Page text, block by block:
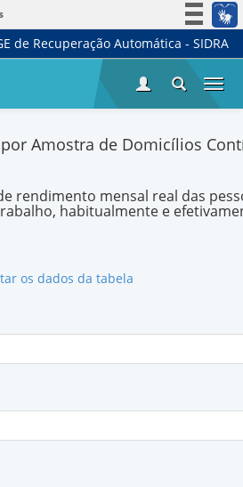
Simplifique!
Acesso à informação
Canais
de Recuperação Automática - SIDRA
Amostra de Domicílios
rendimento mensal real das
habitualmente e
os dados da tabela